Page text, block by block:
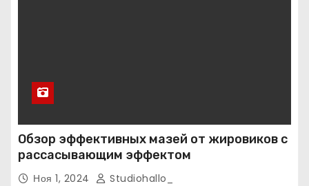
Обзор эффективных мазей от жировиков с
рассасывающим эффектом
Ноя 1, 2024 Studiohallo_